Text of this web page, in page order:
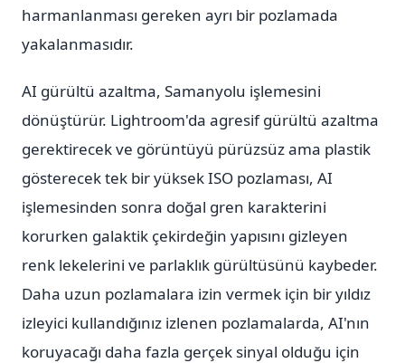
harmanlanması gereken ayrı bir pozlamada
yakalanmasıdır.
AI gürültü azaltma, Samanyolu işlemesini
dönüştürür. Lightroom'da agresif gürültü azaltma
gerektirecek ve görüntüyü pürüzsüz ama plastik
gösterecek tek bir yüksek ISO pozlaması, AI
işlemesinden sonra doğal gren karakterini
korurken galaktik çekirdeğin yapısını gizleyen
renk lekelerini ve parlaklık gürültüsünü kaybeder.
Daha uzun pozlamalara izin vermek için bir yıldız
izleyici kullandığınız izlenen pozlamalarda, AI'nın
koruyacağı daha fazla gerçek sinyal olduğu için